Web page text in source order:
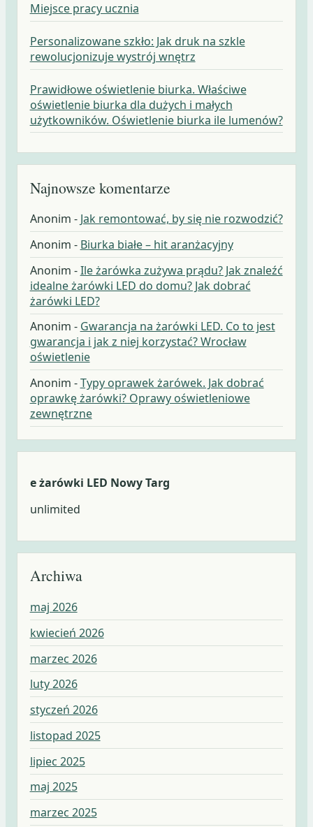
Miejsce pracy ucznia
Personalizowane szkło: Jak druk na szkle
rewolucjonizuje wystrój wnętrz
Prawidłowe oświetlenie biurka. Właściwe
oświetlenie biurka dla dużych i małych
użytkowników. Oświetlenie biurka ile lumenów?
Najnowsze komentarze
Anonim - Jak remontować, by się nie rozwodzić?
Anonim - Biurka białe – hit aranżacyjny
Anonim -Ile żarówka zużywa prądu? Jak znaleźć
idealne żarówki LED do domu? Jak dobrać
żarówki LED?
Anonim - Gwarancja na żarówki LED. Co to jest
gwarancja i jak z niej korzystać? Wrocław
oświetlenie
Anonim -Typy oprawek żarówek. Jak dobrać
oprawkę żarówki? Oprawy oświetleniowe
zewnętrzne
e żarówki LED Nowy Targ
unlimited
Archiwa
maj 2026
kwiecień 2026
marzec 2026
luty 2026
styczeń 2026
listopad 2025
lipiec 2025
maj 2025
marzec 2025